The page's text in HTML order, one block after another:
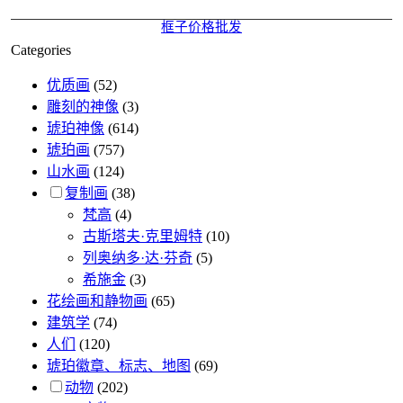
Categories
优质画 (52)
雕刻的神像 (3)
琥珀神像 (614)
琥珀画 (757)
山水画 (124)
复制画 (38)
梵高 (4)
古斯塔夫·克里姆特 (10)
列奥纳多·达·芬奇 (5)
希施金 (3)
花绘画和静物画 (65)
建筑学 (74)
人们
(120)
琥珀徽章、标志、地图 (69)
动物 (202)